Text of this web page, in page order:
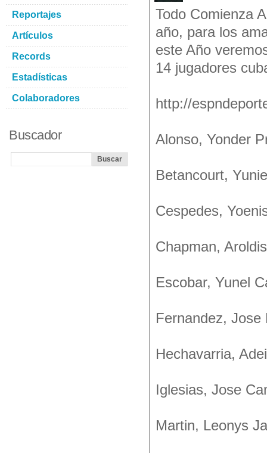
Todo Comienza
año, para los
este Año
14 jugadores
http://
Alonso, Yonder
Betancourt,
Cespedes,
Chapman,
Escobar, Yunel
Fernandez, Jose
Hechavarria,
Iglesias, Jose
Martin, Leonys
Reportajes
Artículos
Records
Estadísticas
Colaboradores
Buscador